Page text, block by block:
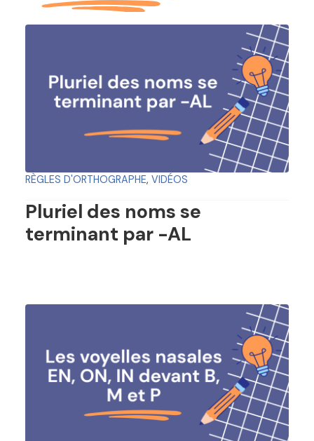
RÈGLES D'ORTHOGRAPHE, VIDÉOS
Pluriel des noms se
terminant par -AL